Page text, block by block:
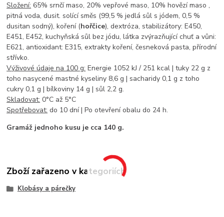
Složení: 65% srnčí maso, 20% vepřové maso, 10% hovězí maso ,
pitná voda, dusit. solící směs (99,5 % jedlá sůl s jódem, 0,5 %
dusitan sodný), koření (hořčice), dextróza, stabilizátory: E450,
E451, E452, kuchyňská sůl bez jódu, látka zvýrazňující chuť a vůni:
E621, antioxidant: E315, extrakty koření, česneková pasta, přírodní
střívko.
Výživové údaje na 100 g: Energie 1052 kJ / 251 kcal | tuky 22 g z
toho nasycené mastné kyseliny 8,6 g | sacharidy 0,1 g z toho
cukry 0,1 g | bílkoviny 14 g | sůl 2,2 g.
Skladovat: 0°C až 5°C
Spotřebovat: do 10 dní | Po otevření obalu do 24 h.
Gramáž jednoho kusu je cca 140 g.
Zboží zařazeno v kategoriích
Klobásy a párečky